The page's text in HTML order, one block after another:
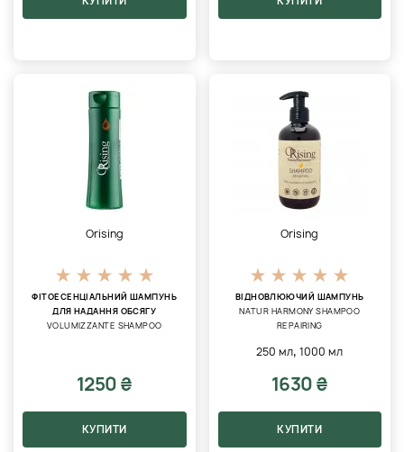
Orising
ФІТОЕСЕНЦІАЛЬНИЙ ШАМПУНЬ
ДЛЯ НАДАННЯ ОБСЯГУ
VOLUMIZZANTE SHAMPOO
1250 ₴
КУПИТИ
Orising
ВІДНОВЛЮЮЧИЙ ШАМПУНЬ
NATUR HARMONY SHAMPOO
REPAIRING
250 мл,1000 мл
1630 ₴
КУПИТИ